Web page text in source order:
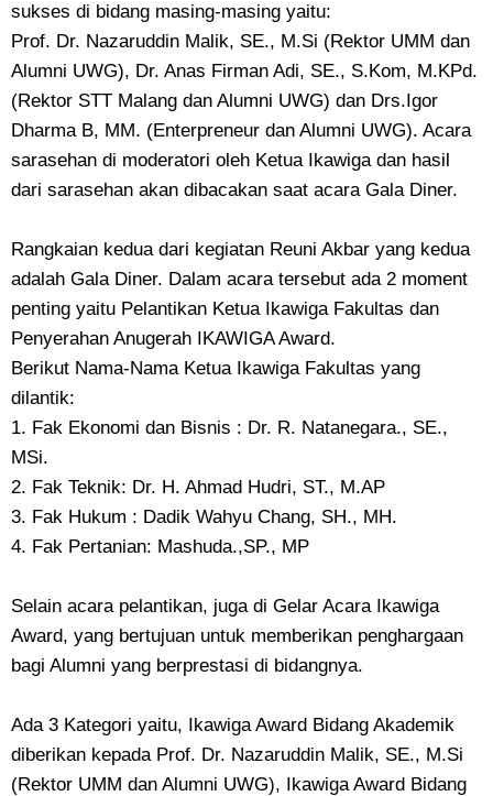
sukses di bidang masing-masing yaitu:
Prof. Dr. Nazaruddin Malik, SE., M.Si (Rektor UMM dan
Alumni UWG), Dr. Anas Firman Adi, SE., S.Kom, M.KPd.
(Rektor STT Malang dan Alumni UWG) dan Drs.Igor
Dharma B, MM. (Enterpreneur dan Alumni UWG). Acara
sarasehan di moderatori oleh Ketua Ikawiga dan hasil
dari sarasehan akan dibacakan saat acara Gala Diner.
Rangkaian kedua dari kegiatan Reuni Akbar yang kedua
adalah Gala Diner. Dalam acara tersebut ada 2 moment
penting yaitu Pelantikan Ketua Ikawiga Fakultas dan
Penyerahan Anugerah IKAWIGA Award.
Berikut Nama-Nama Ketua Ikawiga Fakultas yang
dilantik:
1. Fak Ekonomi dan Bisnis : Dr. R. Natanegara., SE.,
MSi.
2. Fak Teknik: Dr. H. Ahmad Hudri, ST., M.AP
3. Fak Hukum : Dadik Wahyu Chang, SH., MH.
4. Fak Pertanian: Mashuda.,SP., MP
Selain acara pelantikan, juga di Gelar Acara Ikawiga
Award, yang bertujuan untuk memberikan penghargaan
bagi Alumni yang berprestasi di bidangnya.
Ada 3 Kategori yaitu, Ikawiga Award Bidang Akademik
diberikan kepada Prof. Dr. Nazaruddin Malik, SE., M.Si
(Rektor UMM dan Alumni UWG), Ikawiga Award Bidang